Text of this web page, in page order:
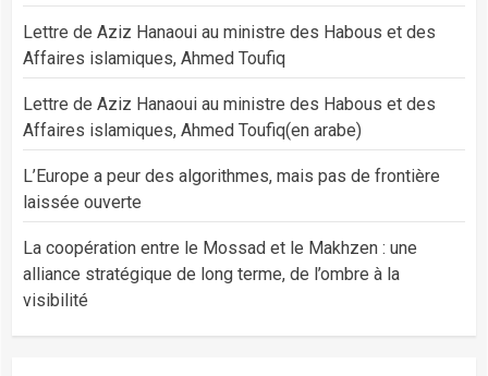
Lettre de Aziz Hanaoui au ministre des Habous et des
Affaires islamiques, Ahmed Toufiq
Lettre de Aziz Hanaoui au ministre des Habous et des
Affaires islamiques, Ahmed Toufiq(en arabe)
L’Europe a peur des algorithmes, mais pas de frontière
laissée ouverte
La coopération entre le Mossad et le Makhzen : une
alliance stratégique de long terme, de l’ombre à la
visibilité